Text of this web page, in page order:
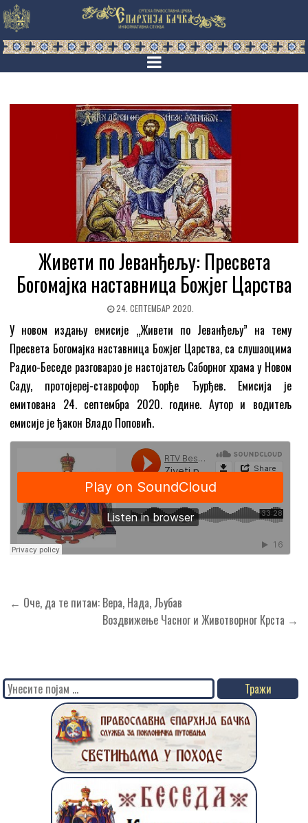
Живети по Јеванђељу: Пресвета
Богомајка наставница Божјег Царства
24. СЕПТЕМБАР 2020.
У новом издању емисије „Живети по Јеванђељу” на тему
Пресвета Богомајка наставница Божјег Царства, са слушаоцима
Радио-Беседе разговарао је настојатељ Саборног храма у Новом
Саду, протојереј-ставрофор Ђорђе Ђурђев. Емисија је
емитована 24. септембра 2020. године. Аутор и водитељ
емисије је ђакон Владо Поповић.
Кретање
← Оче, да те питам: Вера, Нада, Љубав
Воздвижење Часног и Животворног Крста →
Search
for: